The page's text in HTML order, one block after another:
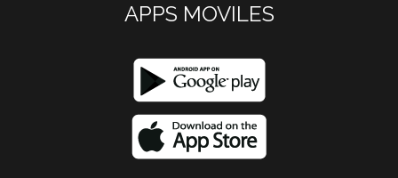
APPS MOVILES